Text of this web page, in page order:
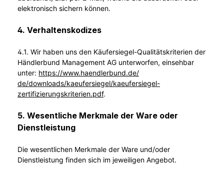
elektronisch sichern können.
4. Verhaltenskodizes
4.1. Wir haben uns den Käufersiegel-Qualitätskriterien der
Händlerbund Management AG unterworfen, einsehbar
unter: https://www.haendlerbund.de/
de/downloads/kaeufersiegel/kaeufersiegel-
zertifizierungskriterien.pdf.
5. Wesentliche Merkmale der Ware oder
Dienstleistung
Die wesentlichen Merkmale der Ware und/oder
Dienstleistung finden sich im jeweiligen Angebot.